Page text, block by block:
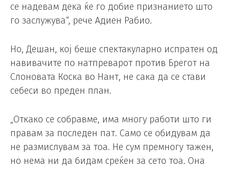
се надевам дека ќе го добие признанието што
го заслужува“, рече Адиен Рабио.
Но, Дешан, кој беше спектакуларно испратен од
навивачите по натпреварот против Брегот на
Слоновата Коска во Нант, не сака да се стави
себеси во преден план.
„Откако се собравме, има многу работи што ги
правам за последен пат. Само се обидувам да
не размислувам за тоа. Не сум премногу тажен,
но нема ни да бидам среќен за сето тоа. Она